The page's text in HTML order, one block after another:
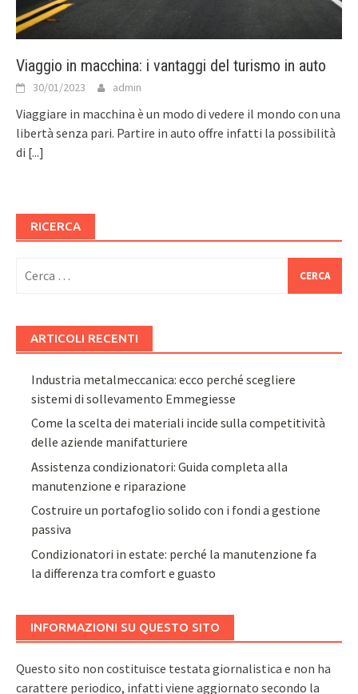
Viaggio in macchina: i vantaggi del turismo in auto
30/01/2023 admin
Viaggiare in macchina è un modo di vedere il mondo con una
libertà senza pari. Partire in auto offre infatti la possibilità
di [...]
RICERCA
per:
ARTICOLI RECENTI
Industria metalmeccanica: ecco perché scegliere
sistemi di sollevamento Emmegiesse
Come la scelta dei materiali incide sulla competitività
delle aziende manifatturiere
Assistenza condizionatori: Guida completa alla
manutenzione e riparazione
Costruire un portafoglio solido con i fondi a gestione
passiva
Condizionatori in estate: perché la manutenzione fa
la differenza tra comfort e guasto
INFORMAZIONI SU QUESTO SITO
Questo sito non costituisce testata giornalistica e non ha
carattere periodico, infatti viene aggiornato secondo la